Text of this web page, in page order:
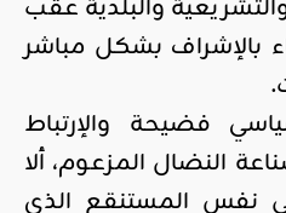
والبلدية عقب
بالإشراف بشكل مباشر
فضيحة والإرتباط
النضال المزعوم، ألا
نفس المستنقع الذي